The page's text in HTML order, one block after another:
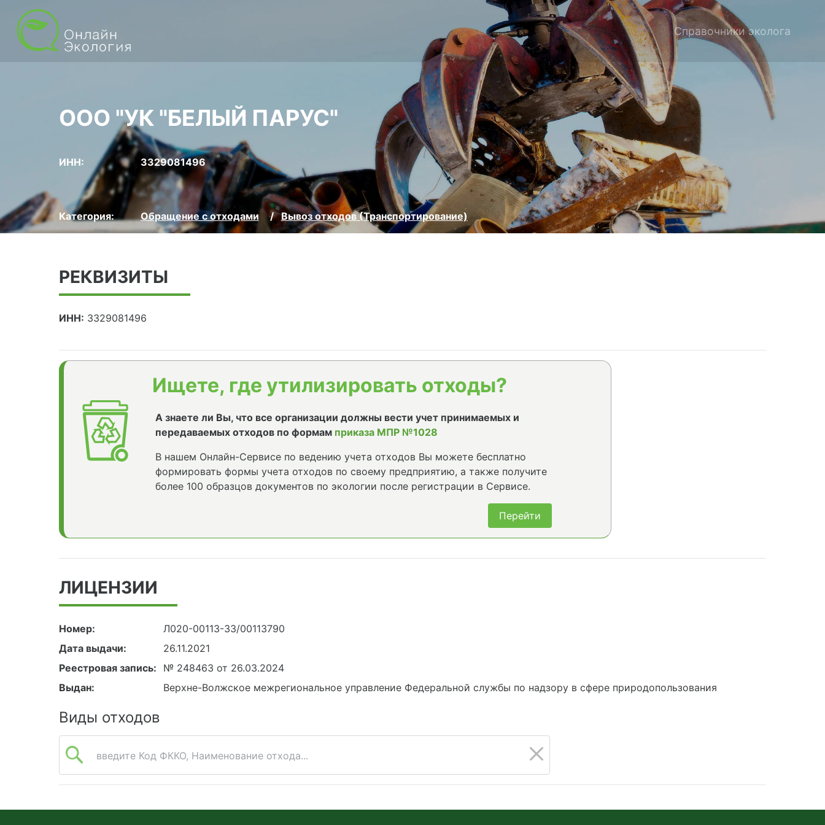
Справочники эколога
ООО "УК "БЕЛЫЙ ПАРУС"
ИНН: 3329081496
Категория: Обращение с отходами Вывоз отходов (Транспортирование)
РЕКВИЗИТЫ
ИНН: 3329081496
Ищете, где утилизировать отходы?
А знаете ли Вы, что все организации должны вести учет принимаемых и
передаваемых отходов по формам приказа МПР №1028
В нашем Онлайн-Сервисе по ведению учета отходов Вы можете бесплатно
формировать формы учета отходов по своему предприятию, а также получите
более 100 образцов документов по экологии после регистрации в Сервисе.
Перейти
ЛИЦЕНЗИИ
Номер:
Л020-00113-33/00113790
Дата выдачи:
26.11.2021
Реестровая запись:
№ 248463 от 26.03.2024
Выдан:
Верхне-Волжское межрегиональное управление Федеральной службы по надзору в сфере природопользования
Виды отходов
введите Код ФККО, Наименование отхода...